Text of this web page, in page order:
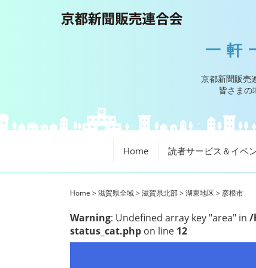
一軒
京都新聞販売
皆さまの
Home 読者サービス＆イベ
Home >滋賀県全域>滋賀県北部>湖東地区> 彦根市
Warning: Undefined array key "area" in /
status_cat.php on line 12